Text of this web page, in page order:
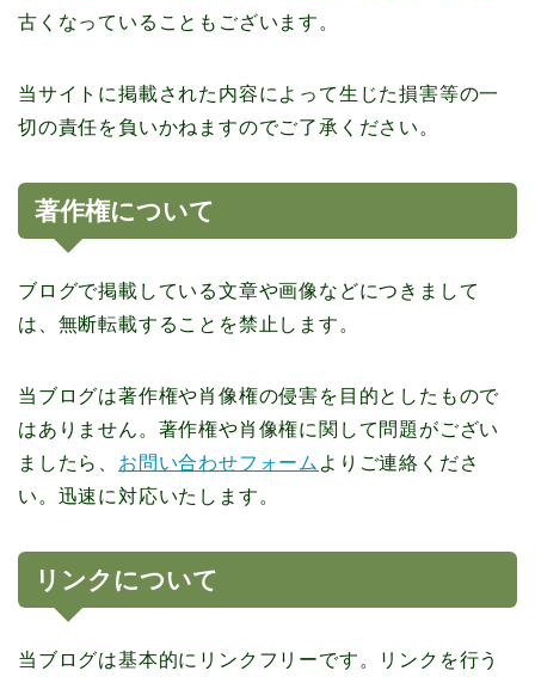
古くなっていることもございます。
当サイトに掲載された内容によって生じた損害等の一
切の責任を負いかねますのでご了承ください。
著作権について
ブログで掲載している文章や画像などにつきまして
は、無断転載することを禁止します。
当ブログは著作権や肖像権の侵害を目的としたもので
はありません。著作権や肖像権に関して問題がござい
ましたら、 お問い合わせフォーム よりご連絡くださ
い。迅速に対応いたします。
リンクについて
当ブログは基本的にリンクフリーです。リンクを行う